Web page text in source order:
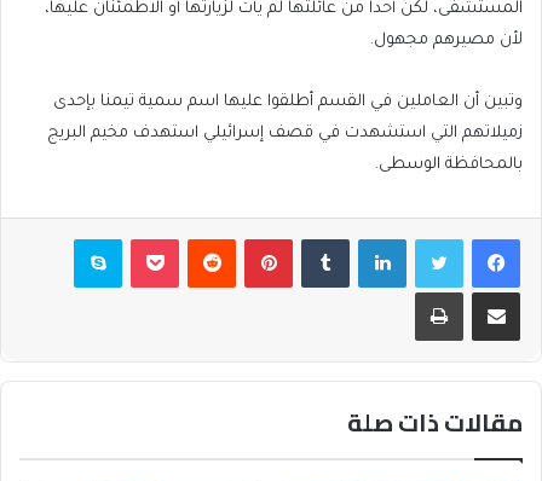
المستشفى، لكن أحدا من عائلتها لم يأت لزيارتها أو الاطمئنان عليها،
لأن مصيرهم مجهول.
وتبين أن العاملين في القسم أطلقوا عليها اسم سمية تيمنا بإحدى
زميلاتهم التي استشهدت في قصف إسرائيلي استهدف مخيم البريج
بالمحافظة الوسطى.
فيسبوكتويتر لينكدإن بينتيريست بوكيت سكايب
مشاركة عبر البريد طباعة
مقالات ذات صلة